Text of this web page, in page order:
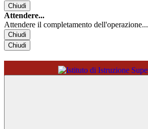
Chiudi
Attendere...
Attendere il completamento dell'operazione...
Chiudi
Chiudi